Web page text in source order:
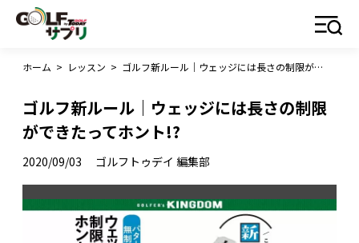
ホーム > レッスン > ゴルフ新ルール｜ウェッジには長さの制限ができたってホント!?
ゴルフ新ルール｜ウェッジには長さの制限
ができたってホント!?
2020/09/03 ゴルフトゥデイ 編集部